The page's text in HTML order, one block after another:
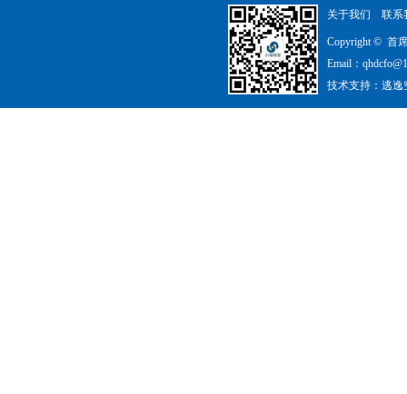
关于我们 联系
Copyright © 首
Email：
技术支持： 逃逸